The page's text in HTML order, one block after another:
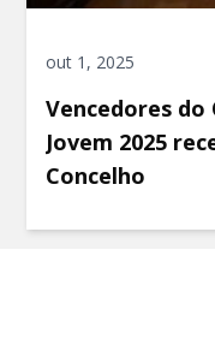
out 1, 2025
Vencedores
Jovem 2025
Concelho